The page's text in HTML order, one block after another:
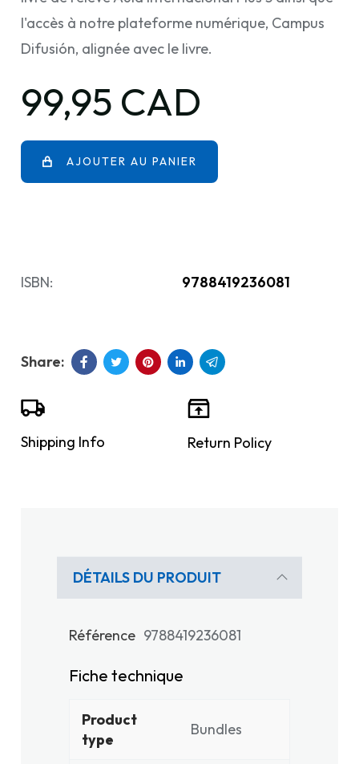
l'accès à notre plateforme numérique, Campus
Difusión, alignée avec le livre.
99,95 CAD
AJOUTER AU PANIER
ISBN: 9788419236081
Shipping Info Return Policy
DÉTAILS DU PRODUIT
Référence 9788419236081
Fiche technique
Product
type
Bundles